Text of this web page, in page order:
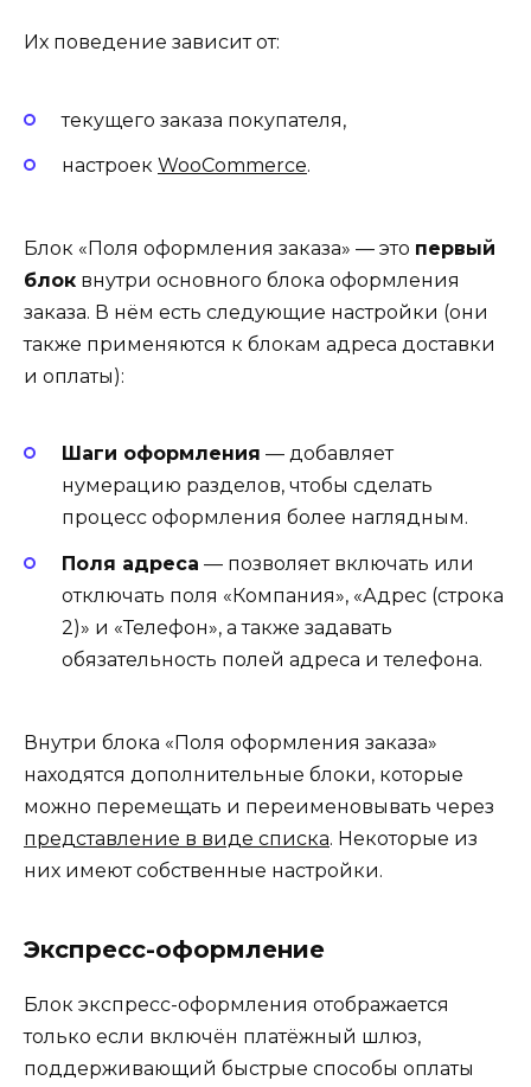
Их поведение зависит от:
текущего заказа покупателя,
настроек WooCommerce.
Блок «Поля оформления заказа» — это первый
блок внутри основного блока оформления
заказа. В нём есть следующие настройки (они
также применяются к блокам адреса доставки
и оплаты):
Шаги оформления — добавляет
нумерацию разделов, чтобы сделать
процесс оформления более наглядным.
Поля адреса — позволяет включать или
отключать поля «Компания», «Адрес (строка
2)» и «Телефон», а также задавать
обязательность полей адреса и телефона.
Внутри блока «Поля оформления заказа»
находятся дополнительные блоки, которые
можно перемещать и переименовывать через
представление в виде списка. Некоторые из
них имеют собственные настройки.
Экспресс-оформление
Блок экспресс-оформления отображается
только если включён платёжный шлюз,
поддерживающий быстрые способы оплаты